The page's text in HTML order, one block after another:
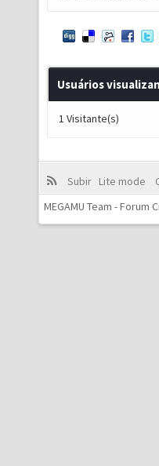
Usuários
1 Visitante(s)
Subir Lite mode
MEGAMU Team - Forum